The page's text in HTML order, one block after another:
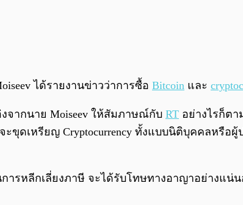
ได้รายงานข่าวว่าการซื้อ Bitcoin และ
งจากนาย Moiseev ให้สัมภาษณ์กับ RT อย่างไรก็ต
ขุดเหรียญ Cryptocurrency ทั้งแบบนิติบุคคลหรือ
ารหลีกเลี่ยงภาษี จะได้รับโทษทางอาญาอย่างแน่น